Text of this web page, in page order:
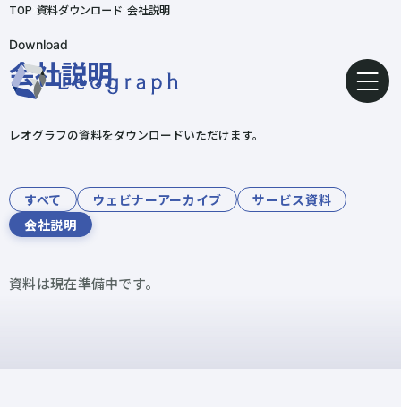
TOP 資料ダウンロード 会社説明
Download
会社説明
レオグラフの資料をダウンロードいただけます。
すべて ウェビナーアーカイブ
サービス資料
会社説明
資料は現在準備中です。